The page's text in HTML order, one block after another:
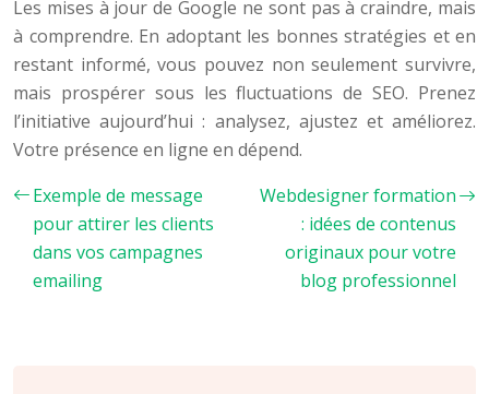
Les mises à jour de Google ne sont pas à craindre, mais
à comprendre. En adoptant les bonnes stratégies et en
restant informé, vous pouvez non seulement survivre,
mais prospérer sous les fluctuations de SEO. Prenez
l’initiative aujourd’hui : analysez, ajustez et améliorez.
Votre présence en ligne en dépend.
Exemple de message
pour attirer les clients
dans vos campagnes
emailing
Webdesigner formation
: idées de contenus
originaux pour votre
blog professionnel